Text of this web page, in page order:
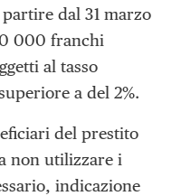
partire dal 31 marzo
000 franchi
al tasso
a del 2%.
del prestito
non utilizzare i
indicazione